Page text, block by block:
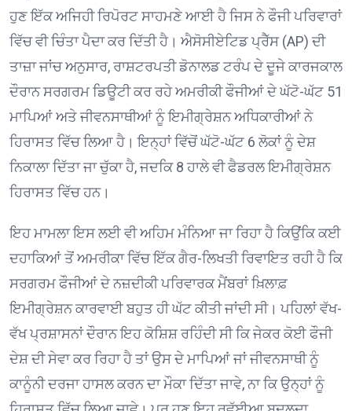
ਹੁਣ ਇੱਕ ਅਜਿਹੀ ਰਿਪੋਰਟ ਸਾਹਮਣੇ ਆਈ ਹੈ ਜਿਸ ਨੇ ਫੌਜੀ ਪਰਿਵਾਰਾਂ
ਵਿੱਚ ਵੀ ਚਿੰਤਾ ਪੈਦਾ ਕਰ ਦਿੱਤੀ ਹੈ। ਐਸੋਸੀਏਟਿਡ ਪ੍ਰੈੱਸ (AP) ਦੀ
ਤਾਜ਼ਾ ਜਾਂਚ ਅਨੁਸਾਰ, ਰਾਸ਼ਟਰਪਤੀ ਡੋਨਾਲਡ ਟਰੰਪ ਦੇ ਦੂਜੇ ਕਾਰਜਕਾਲ
ਦੌਰਾਨ ਸਰਗਰਮ ਡਿਊਟੀ ਕਰ ਰਹੇ ਅਮਰੀਕੀ ਫੌਜੀਆਂ ਦੇ ਘੱਟੋ-ਘੱਟ 51
ਮਾਪਿਆਂ ਅਤੇ ਜੀਵਨਸਾਥੀਆਂ ਨੂੰ ਇਮੀਗ੍ਰੇਸ਼ਨ ਅਧਿਕਾਰੀਆਂ ਨੇ
ਹਿਰਾਸਤ ਵਿੱਚ ਲਿਆ ਹੈ। ਇਨ੍ਹਾਂ ਵਿੱਚੋਂ ਘੱਟੋ-ਘੱਟ 6 ਲੋਕਾਂ ਨੂੰ ਦੇਸ਼
ਨਿਕਾਲਾ ਦਿੱਤਾ ਜਾ ਚੁੱਕਾ ਹੈ, ਜਦਕਿ 8 ਹਾਲੇ ਵੀ ਫੈਡਰਲ ਇਮੀਗ੍ਰੇਸ਼ਨ
ਹਿਰਾਸਤ ਵਿੱਚ ਹਨ। ⁠
ਇਹ ਮਾਮਲਾ ਇਸ ਲਈ ਵੀ ਅਹਿਮ ਮੰਨਿਆ ਜਾ ਰਿਹਾ ਹੈ ਕਿਉਂਕਿ ਕਈ
ਦਹਾਕਿਆਂ ਤੋਂ ਅਮਰੀਕਾ ਵਿੱਚ ਇੱਕ ਗੈਰ-ਲਿਖਤੀ ਰਿਵਾਇਤ ਰਹੀ ਹੈ ਕਿ
ਸਰਗਰਮ ਫੌਜੀਆਂ ਦੇ ਨਜ਼ਦੀਕੀ ਪਰਿਵਾਰਕ ਮੈਂਬਰਾਂ ਖ਼ਿਲਾਫ਼
ਇਮੀਗ੍ਰੇਸ਼ਨ ਕਾਰਵਾਈ ਬਹੁਤ ਹੀ ਘੱਟ ਕੀਤੀ ਜਾਂਦੀ ਸੀ। ਪਹਿਲਾਂ ਵੱਖ-
ਵੱਖ ਪ੍ਰਸ਼ਾਸਨਾਂ ਦੌਰਾਨ ਇਹ ਕੋਸ਼ਿਸ਼ ਰਹਿੰਦੀ ਸੀ ਕਿ ਜੇਕਰ ਕੋਈ ਫੌਜੀ
ਦੇਸ਼ ਦੀ ਸੇਵਾ ਕਰ ਰਿਹਾ ਹੈ ਤਾਂ ਉਸ ਦੇ ਮਾਪਿਆਂ ਜਾਂ ਜੀਵਨਸਾਥੀ ਨੂੰ
ਕਾਨੂੰਨੀ ਦਰਜਾ ਹਾਸਲ ਕਰਨ ਦਾ ਮੌਕਾ ਦਿੱਤਾ ਜਾਵੇ, ਨਾ ਕਿ ਉਨ੍ਹਾਂ ਨੂੰ